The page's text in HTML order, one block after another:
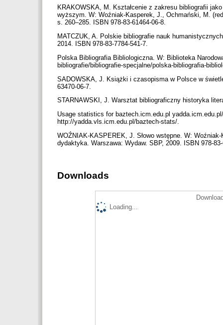
KRAKOWSKA, M. Kształcenie z zakresu bibliografii
wyższym. W: Woźniak-Kasperek, J., Ochmański, M.
s. 260–285. ISBN 978-83-61464-06-8.
MATCZUK, A. Polskie bibliografie nauk
2014. ISBN 978-83-7784-541-7.
Polska Bibliografia Bibliologiczna. W: Biblioteka
bibliografie/bibliografie-specjalne/polska-bibliografia-
SADOWSKA, J. Książki i czasopisma w Polsce w
63470-06-7.
STARNAWSKI, J. Warsztat bibliograficzny historyka
Usage statistics for baztech.icm.edu.pl
http://yadda.vls.icm.edu.pl/baztech-stats/.
WOŹNIAK-KASPEREK, J. Słowo wstępne. W:
dydaktyka. Warszawa: Wydaw. SBP, 2009. ISBN 978-
Downloads
Loading...